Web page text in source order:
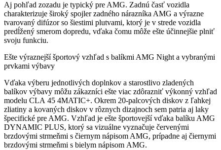
Aj pohľad zozadu je typický pre AMG. Zadnú časť vozidla
charakterizuje široký spojler zadného nárazníka AMG a výrazne
tvarovaný difúzor so šiestimi plutvami, ktorý je v strede vozidla
predĺžený smerom dopredu, vďaka čomu môže ešte účinnejšie plniť
svoju funkciu.
Ešte výraznejší športový vzhľad s balíkmi AMG Night a vybranými
prvkami výbavy
Vďaka výberu jednotlivých doplnkov a starostlivo zladených
balíkov výbavy môžu zákazníci ešte viac zdôrazniť výkonný vzhľad
modelu CLA 45 4MATIC+. Okrem 20-palcových diskov z ľahkej
zliatiny a kovaných diskov v rôznych dizajnoch sem patria aj laky
špecifické pre AMG. Vzhľad je ešte športovejší vďaka balíku AMG
DYNAMIC PLUS, ktorý sa vizuálne vyznačuje červenými
brzdovými strmeňmi s čiernym nápisom AMG, prípadne aj čiernymi
brzdovými strmeňmi s bielym nápisom AMG.